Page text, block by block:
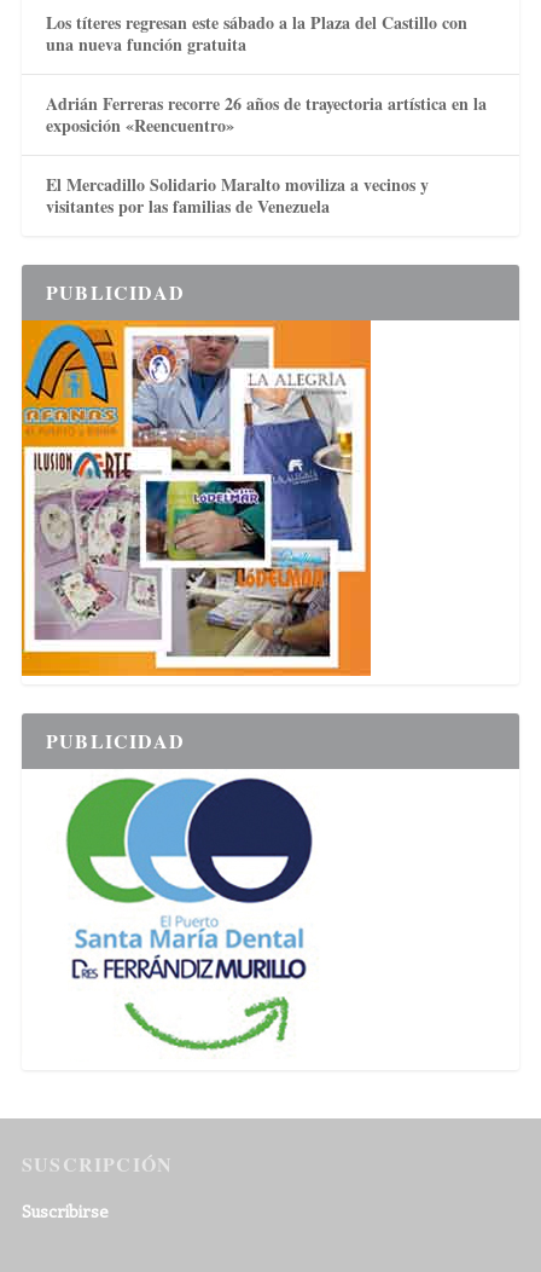
Los títeres regresan este sábado a la Plaza del Castillo con
una nueva función gratuita
Adrián Ferreras recorre 26 años de trayectoria artística en la
exposición «Reencuentro»
El Mercadillo Solidario Maralto moviliza a vecinos y
visitantes por las familias de Venezuela
PUBLICIDAD
PUBLICIDAD
SUSCRIPCIÓN
Suscribirse